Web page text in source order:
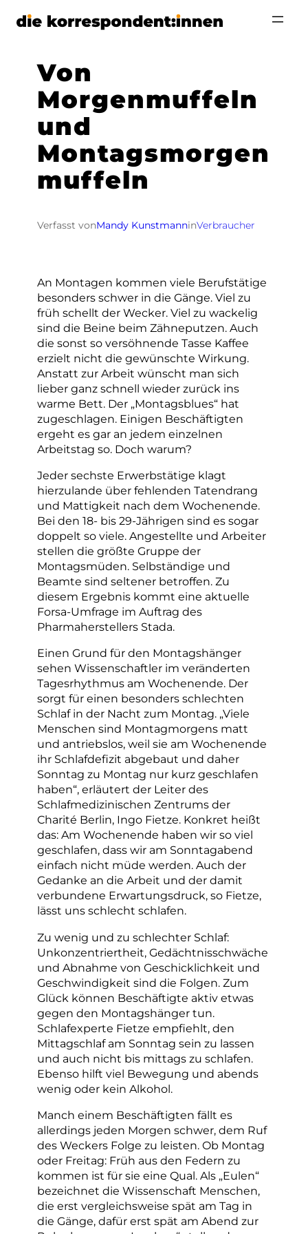
Zum
Von
Morgenmuffeln
und
Montagsmorgen
muffeln
Verfasst vonMandy KunstmanninVerbraucher
An Montagen kommen viele Berufstätige
besonders schwer in die Gänge. Viel zu
früh schellt der Wecker. Viel zu wackelig
sind die Beine beim Zähneputzen. Auch
die sonst so versöhnende Tasse Kaffee
erzielt nicht die gewünschte Wirkung.
Anstatt zur Arbeit wünscht man sich
lieber ganz schnell wieder zurück ins
warme Bett. Der „Montagsblues“ hat
zugeschlagen. Einigen Beschäftigten
ergeht es gar an jedem einzelnen
Arbeitstag so. Doch warum?
Jeder sechste Erwerbstätige klagt
hierzulande über fehlenden Tatendrang
und Mattigkeit nach dem Wochenende.
Bei den 18- bis 29-Jährigen sind es sogar
doppelt so viele. Angestellte und Arbeiter
stellen die größte Gruppe der
Montagsmüden. Selbständige und
Beamte sind seltener betroffen. Zu
diesem Ergebnis kommt eine aktuelle
Forsa-Umfrage im Auftrag des
Pharmaherstellers Stada.
Einen Grund für den Montagshänger
sehen Wissenschaftler im veränderten
Tagesrhythmus am Wochenende. Der
sorgt für einen besonders schlechten
Schlaf in der Nacht zum Montag. „Viele
Menschen sind Montagmorgens matt
und antriebslos, weil sie am Wochenende
ihr Schlafdefizit abgebaut und daher
Sonntag zu Montag nur kurz geschlafen
haben“, erläutert der Leiter des
Schlafmedizinischen Zentrums der
Charité Berlin, Ingo Fietze. Konkret heißt
das: Am Wochenende haben wir so viel
geschlafen, dass wir am Sonntagabend
einfach nicht müde werden. Auch der
Gedanke an die Arbeit und der damit
verbundene Erwartungsdruck, so Fietze,
lässt uns schlecht schlafen.
Zu wenig und zu schlechter Schlaf:
Unkonzentriertheit, Gedächtnisschwäche
und Abnahme von Geschicklichkeit und
Geschwindigkeit sind die Folgen. Zum
Glück können Beschäftigte aktiv etwas
gegen den Montagshänger tun.
Schlafexperte Fietze empfiehlt, den
Mittagschlaf am Sonntag sein zu lassen
und auch nicht bis mittags zu schlafen.
Ebenso hilft viel Bewegung und abends
wenig oder kein Alkohol.
Manch einem Beschäftigten fällt es
allerdings jeden Morgen schwer, dem Ruf
des Weckers Folge zu leisten. Ob Montag
oder Freitag: Früh aus den Federn zu
kommen ist für sie eine Qual. Als „Eulen“
bezeichnet die Wissenschaft Menschen,
die erst vergleichsweise spät am Tag in
die Gänge, dafür erst spät am Abend zur